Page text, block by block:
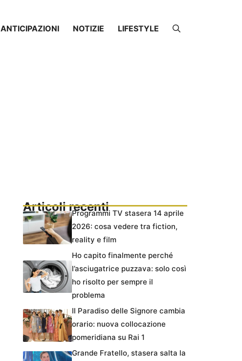
ANTICIPAZIONI NOTIZIE LIFESTYLE
Articoli recentiProgrammi TV stasera 14 aprile
2026: cosa vedere tra fiction,
reality e film
Ho capito finalmente perché
l’asciugatrice puzzava: solo così
ho risolto per sempre il
problema
Il Paradiso delle Signore cambia
orario: nuova collocazione
pomeridiana su Rai 1
Grande Fratello, stasera salta la